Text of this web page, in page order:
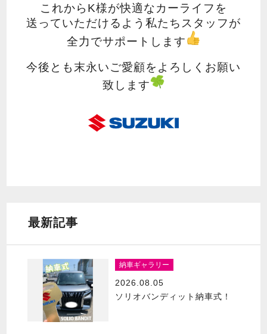
これからK様が快適なカーライフを
送っていただけるよう私たちスタッフが
全力でサポートします
今後とも末永いご愛顧をよろしくお願い
致します
最新記事
納車ギャラリー
2026.08.05
ソリオバンディット納車式！